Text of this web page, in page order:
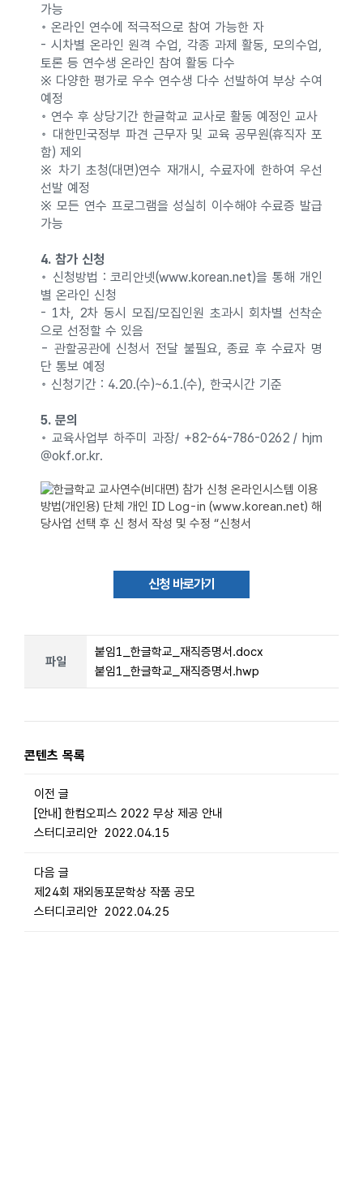
가능
◦ 온라인 연수에 적극적으로 참여 가능한 자
- 시차별 온라인 원격 수업, 각종 과제 활동, 모의수업,
토론 등 연수생 온라인 참여 활동 다수
※ 다양한 평가로 우수 연수생 다수 선발하여 부상 수여
예정
◦ 연수 후 상당기간 한글학교 교사로 활동 예정인 교사
◦ 대한민국정부 파견 근무자 및 교육 공무원(휴직자 포
함) 제외
※ 차기 초청(대면)연수 재개시, 수료자에 한하여 우선
선발 예정
※ 모든 연수 프로그램을 성실히 이수해야 수료증 발급
가능
4. 참가 신청
◦ 신청방법 : 코리안넷(www.korean.net)을 통해 개인
별 온라인 신청
- 1차, 2차 동시 모집/모집인원 초과시 회차별 선착순
으로 선정할 수 있음
- 관할공관에 신청서 전달 불필요, 종료 후 수료자 명
단 통보 예정
◦ 신청기간 : 4.20.(수)~6.1.(수), 한국시간 기준
5. 문의
◦ 교육사업부 하주미 과장/ +82-64-786-0262 / hjm
@okf.or.kr.
신청 바로가기
파일
붙임1_한글학교_재직증명서.docx
붙임1_한글학교_재직증명서.hwp
콘텐츠 목록
이전 글
[안내] 한컴오피스 2022 무상 제공 안내
스터디코리안 2022.04.15
다음 글
제24회 재외동포문학상 작품 공모
스터디코리안 2022.04.25